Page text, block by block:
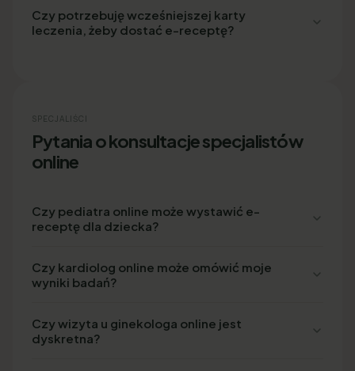
Czy potrzebuję wcześniejszej karty
leczenia, żeby dostać e-receptę?
SPECJALIŚCI
Pytania o konsultacje specjalistów
online
Czy pediatra online może wystawić e-
receptę dla dziecka?
Czy kardiolog online może omówić moje
wyniki badań?
Czy wizyta u ginekologa online jest
dyskretna?